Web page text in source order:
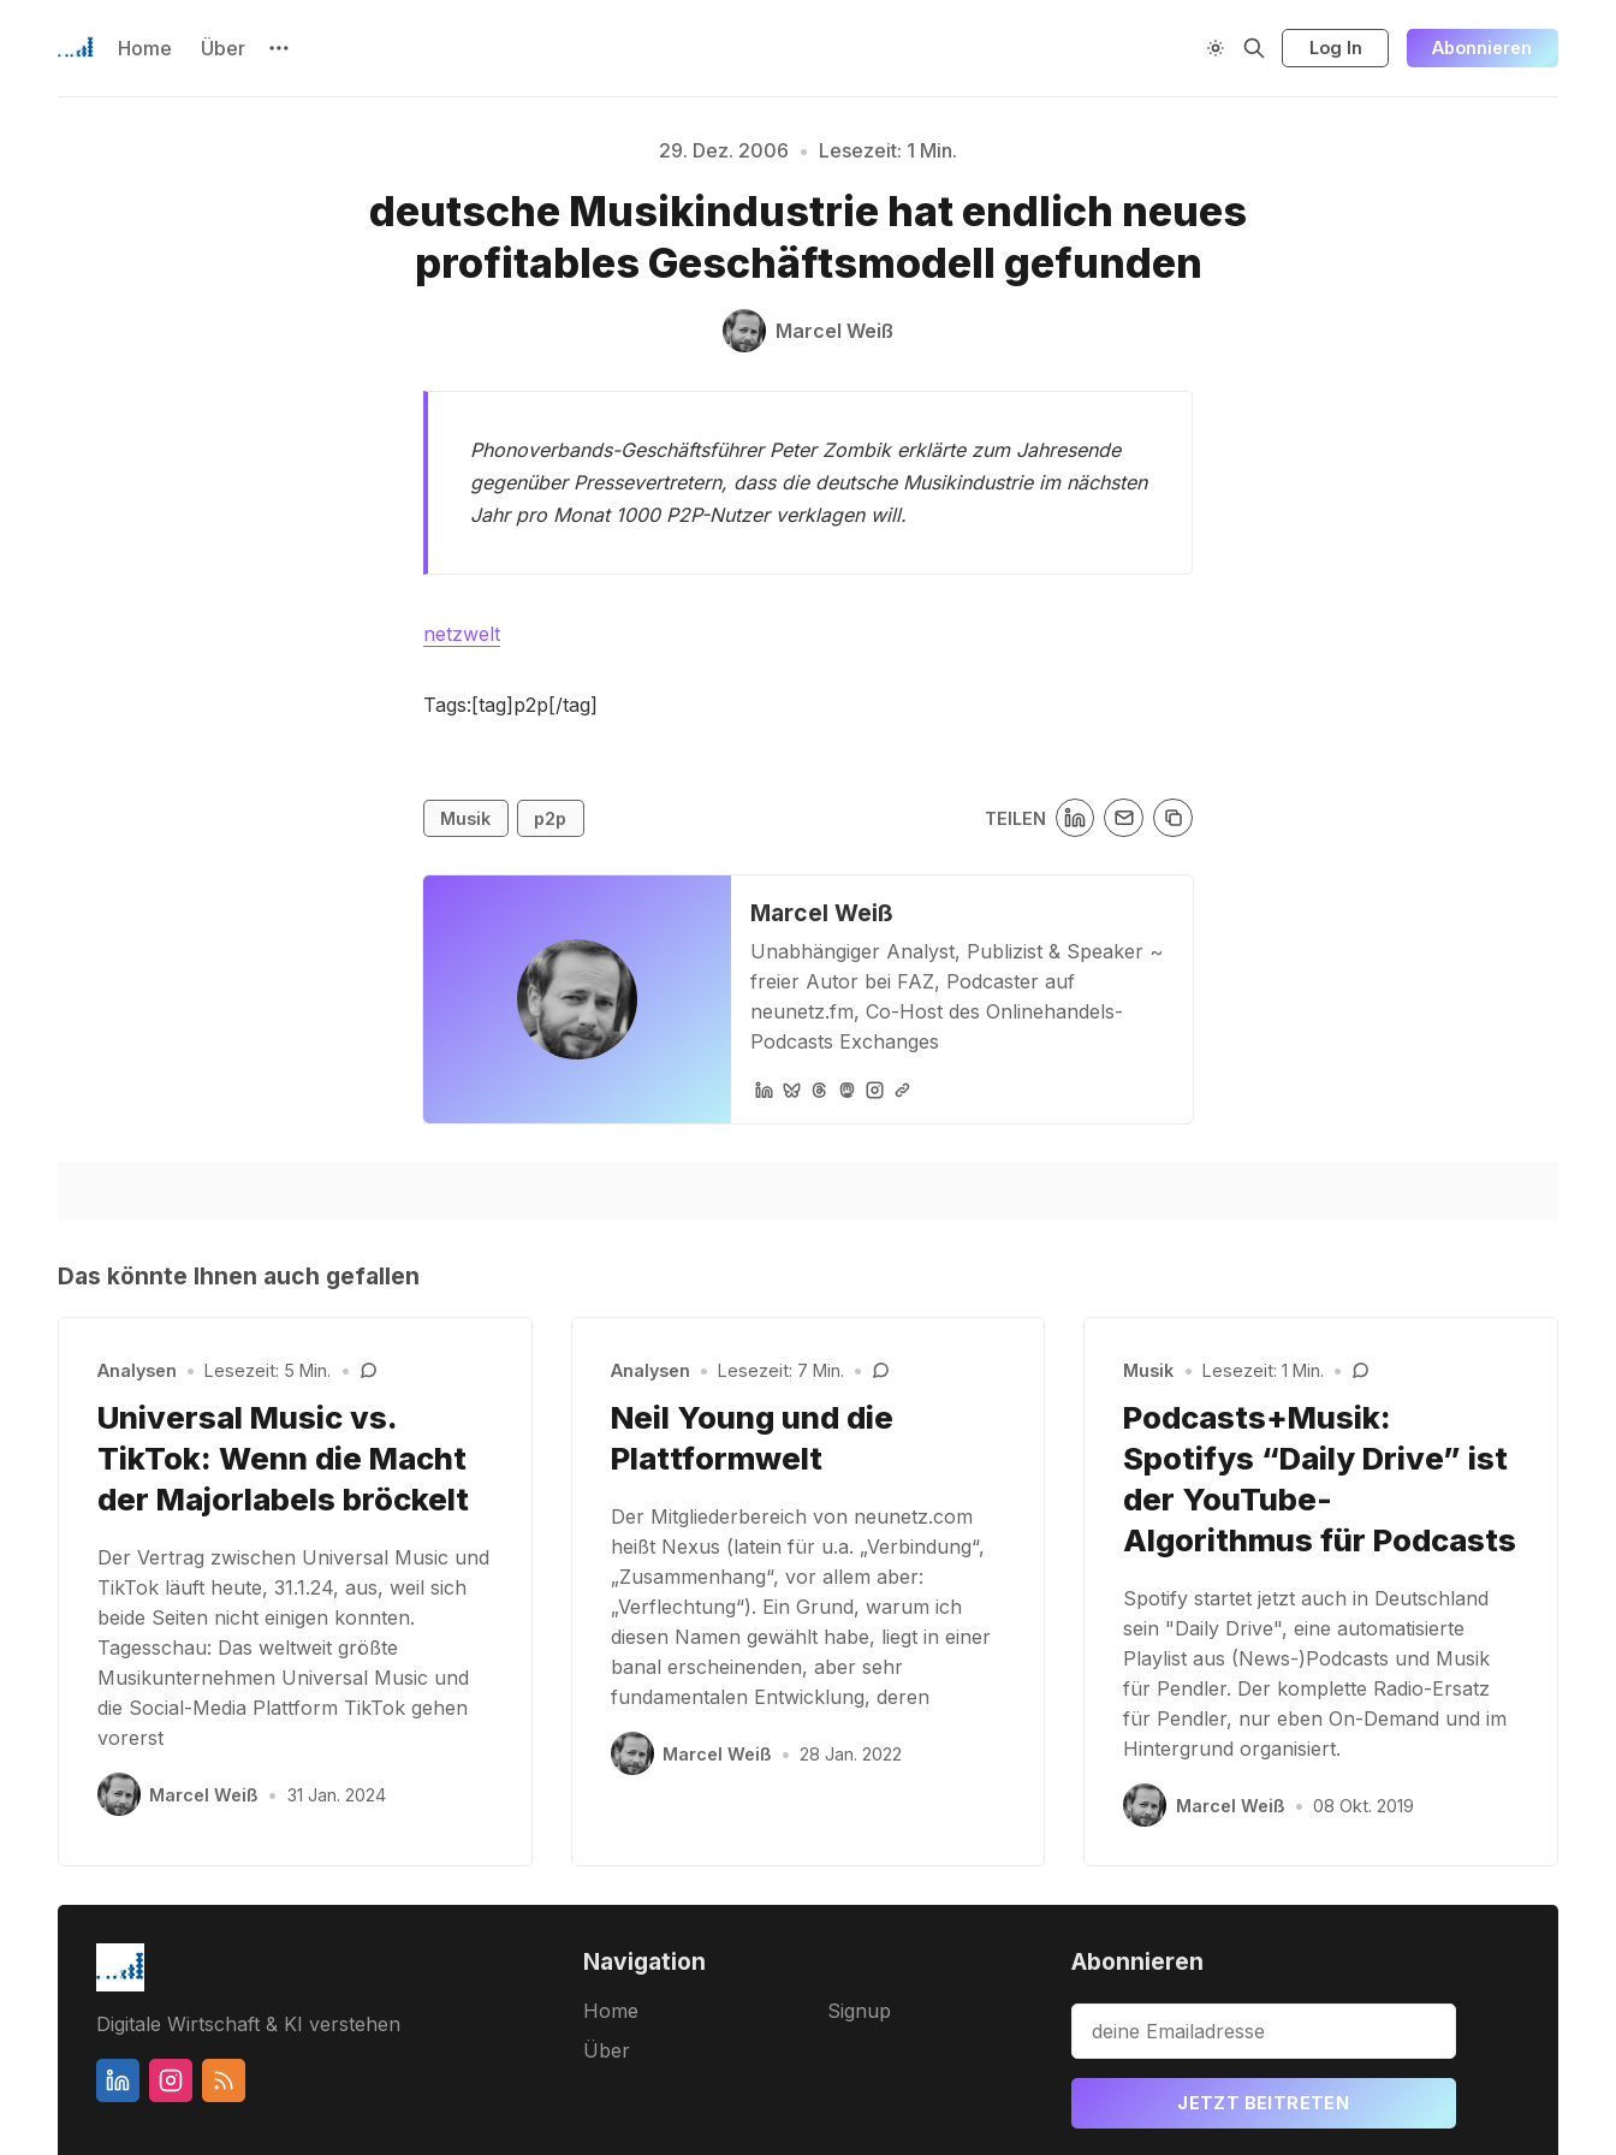
Home Über Log In Abonnieren
Bitte geben Sie mindestens 3 Zeichen ein
29. Dez. 2006 • Lesezeit: 1 Min.
deutsche Musikindustrie hat endlich neues
profitables Geschäftsmodell gefunden
Marcel Weiß
Phonoverbands-Geschäftsführer Peter Zombik erklärte zum Jahresende
gegenüber Pressevertretern, dass die deutsche Musikindustrie im nächsten
Jahr pro Monat 1000 P2P-Nutzer verklagen will.
netzwelt
Tags:[tag]p2p[/tag]
Musik p2p TEILEN
Marcel Weiß
Unabhängiger Analyst, Publizist & Speaker ~
freier Autor bei FAZ, Podcaster auf
neunetz.fm, Co-Host des Onlinehandels-
Podcasts Exchanges
Das könnte Ihnen auch gefallen
Analysen • Lesezeit: 5 Min. •
Universal Music vs.
TikTok: Wenn die Macht
der Majorlabels bröckelt
Der Vertrag zwischen Universal Music und
TikTok läuft heute, 31.1.24, aus, weil sich
beide Seiten nicht einigen konnten.
Tagesschau: Das weltweit größte
Musikunternehmen Universal Music und
die Social-Media Plattform TikTok gehen
vorerst
Marcel Weiß • 31 Jan. 2024
Analysen • Lesezeit: 7 Min. •
Neil Young und die
Plattformwelt
Der Mitgliederbereich von neunetz.com
heißt Nexus (latein für u.a. „Verbindung“,
„Zusammenhang“, vor allem aber:
„Verflechtung“). Ein Grund, warum ich
diesen Namen gewählt habe, liegt in einer
banal erscheinenden, aber sehr
fundamentalen Entwicklung, deren
Marcel Weiß • 28 Jan. 2022
Musik • Lesezeit: 1 Min. •
Podcasts+Musik:
Spotifys “Daily Drive” ist
der YouTube-
Algorithmus für Podcasts
Spotify startet jetzt auch in Deutschland
sein "Daily Drive", eine automatisierte
Playlist aus (News-)Podcasts und Musik
für Pendler. Der komplette Radio-Ersatz
für Pendler, nur eben On-Demand und im
Hintergrund organisiert.
Marcel Weiß • 08 Okt. 2019
Digitale Wirtschaft & KI verstehen
Navigation
Home
Über
Signup
Abonnieren
JETZT BEITRETEN